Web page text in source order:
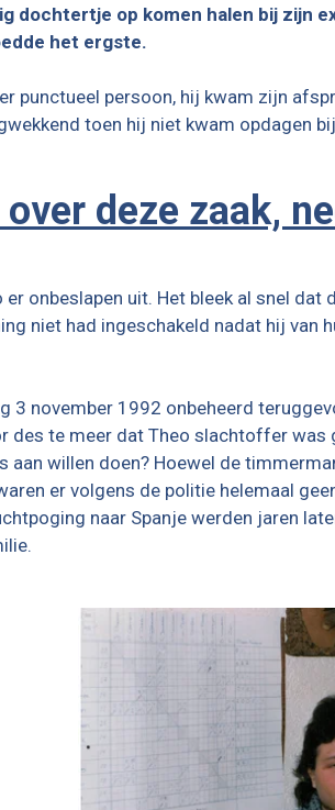
dochtertje op komen halen bij zijn
het ergste.
punctueel persoon, hij kwam zijn
toen hij niet kwam opdagen
deze zaak,
er onbeslapen uit. Het bleek al snel
niet had ingeschakeld nadat hij
3 november 1992 onbeheerd
des te meer dat Theo slachtoffer was
aan willen doen? Hoewel de
er volgens de politie helemaal
naar Spanje werden jaren